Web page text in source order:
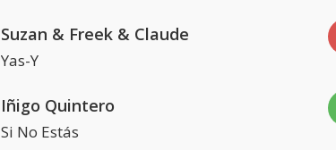
Suzan & Freek & Claude
Yas-Y
Iñigo Quintero
Si No Estás